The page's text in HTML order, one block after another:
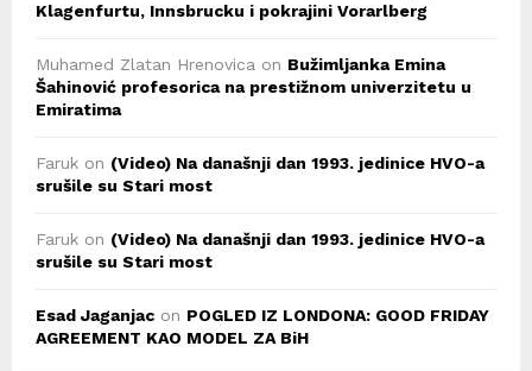
Klagenfurtu, Innsbrucku i pokrajini Vorarlberg
Muhamed Zlatan Hrenovica on Bužimljanka Emina
Šahinović profesorica na prestižnom univerzitetu u
Emiratima
Faruk on (Video) Na današnji dan 1993. jedinice HVO-a
srušile su Stari most
Faruk on (Video) Na današnji dan 1993. jedinice HVO-a
srušile su Stari most
Esad Jaganjac on POGLED IZ LONDONA: GOOD FRIDAY
AGREEMENT KAO MODEL ZA BiH